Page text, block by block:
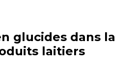
glucides dans la
laitiers